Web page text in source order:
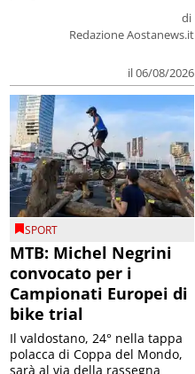
di
Redazione Aostanews.it
il 06/08/2026
SPORT
MTB: Michel Negrini
convocato per i
Campionati Europei di
bike trial
Il valdostano, 24° nella tappa
polacca di Coppa del Mondo,
sarà al via della rassegna